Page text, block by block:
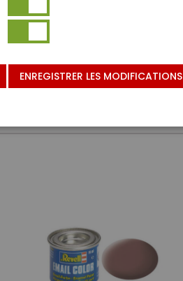
ENREGISTRER LES MODIFICATIONS